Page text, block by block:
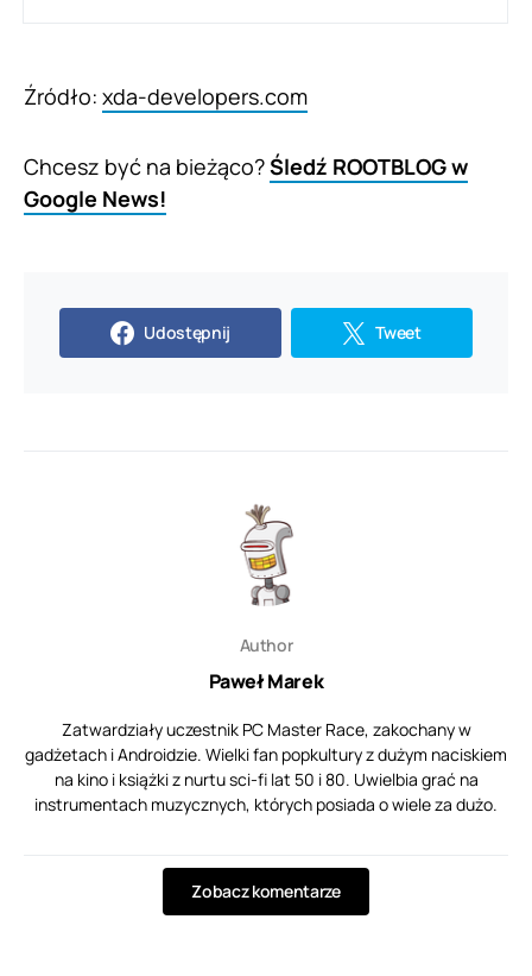
Źródło: xda-developers.com
Chcesz być na bieżąco?Śledź ROOTBLOG w
Google News!
Udostępnij Tweet
Author
Paweł Marek
Zatwardziały uczestnik PC Master Race, zakochany w
gadżetach i Androidzie. Wielki fan popkultury z dużym naciskiem
na kino i książki z nurtu sci-fi lat 50 i 80. Uwielbia grać na
instrumentach muzycznych, których posiada o wiele za dużo.
Zobacz komentarze